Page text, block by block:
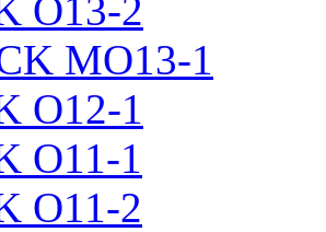
O13-2
MO13-1
O12-1
O11-1
O11-2